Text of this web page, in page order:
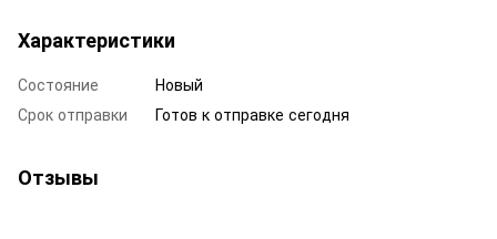
Характеристики
Состояние
Новый
Срок отправки
Готов к отправке сегодня
Отзывы